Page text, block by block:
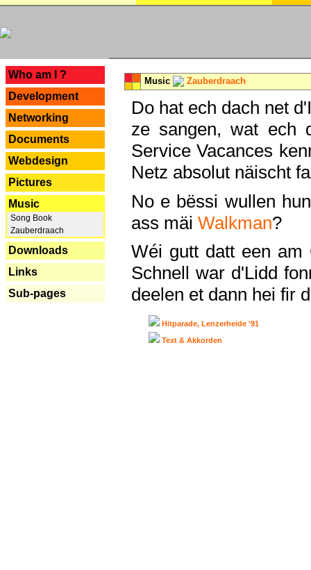
Who am I ?
Development
Networking
Documents
Webdesign
Pictures
Music
Song Book
Zauberdraach
Downloads
Links
Sub-pages
Music Zauberdraach
Do hat ech dach net
ze sangen, wat ech
Service Vacances
Netz absolut näischt
No e bëssi wullen
ass mäi Walkman?
Wéi gutt datt een am
Schnell war d'Lidd
deelen et dann hei fir
Hitparade, Lenzerheide '91
Text & Akkorden